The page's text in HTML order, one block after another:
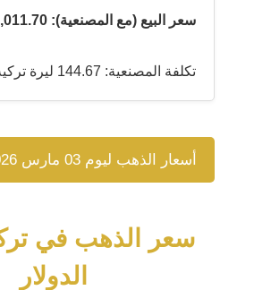
سعر البيع (مع المصنعية): 2,011.70 ليرة تركية
تكلفة المصنعية: 144.67 ليرة تركية
أسعار الذهب ليوم 03 مارس 2026
سعر الذهب في
الدولار